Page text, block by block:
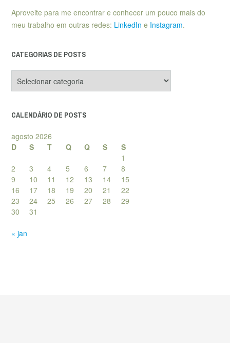
Aproveite para me encontrar e conhecer um pouco mais do
meu trabalho em outras redes: LinkedIn e Instagram.
CATEGORIAS DE POSTS
de
CALENDÁRIO DE POSTS
agosto 2026
D
S T Q Q S
S
1
2
3 4 5 6 7
8
9
10 11 12 13 14
15
16
17 18 19 20 21
22
23
24 25 26 27 28
29
30
31
« jan